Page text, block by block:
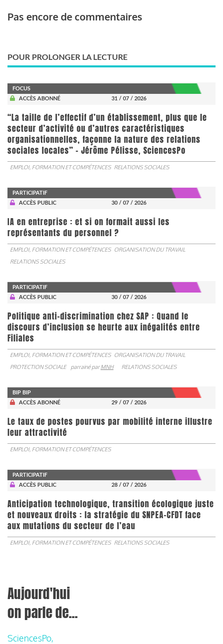
Pas encore de commentaires
POUR PROLONGER LA LECTURE
FOCUS
ACCÈS ABONNÉ
31 / 07 / 2026
“La taille de l’effectif d’un établissement, plus que le
secteur d’activité ou d’autres caractéristiques
organisationnelles, façonne la nature des relations
sociales locales” - Jérôme Pélisse, SciencesPo
EMPLOI, FORMATION ET COMPÉTENCES RELATIONS SOCIALES
PARTICIPATIF
ACCÈS PUBLIC
30 / 07 / 2026
IA en entreprise : et si on formait aussi les
représentants du personnel ?
EMPLOI, FORMATION ET COMPÉTENCES ORGANISATION DU TRAVAIL
RELATIONS SOCIALES
PARTICIPATIF
ACCÈS PUBLIC
30 / 07 / 2026
Politique anti-discrimination chez SAP : Quand le
discours d’inclusion se heurte aux inégalités entre
Filiales
EMPLOI, FORMATION ET COMPÉTENCES ORGANISATION DU TRAVAIL
PROTECTION SOCIALE
parrainé parMNH RELATIONS SOCIALES
BIP BIP
ACCÈS ABONNÉ
29 / 07 / 2026
Le taux de postes pourvus par mobilité interne illustre
leur attractivité
EMPLOI, FORMATION ET COMPÉTENCES
PARTICIPATIF
ACCÈS PUBLIC
28 / 07 / 2026
Anticipation technologique, transition écologique juste
et nouveaux droits : la stratégie du SNPEA-CFDT face
aux mutations du secteur de l’eau
EMPLOI, FORMATION ET COMPÉTENCES RELATIONS SOCIALES
Aujourd'hui
on parle de...
SciencesPo,